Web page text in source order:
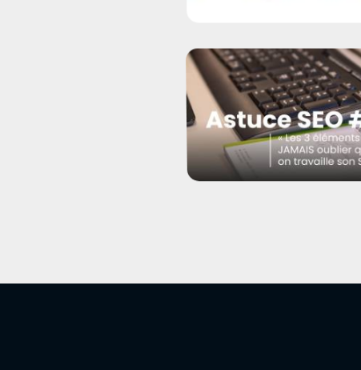
Visibilité en ligne : votre
entreprise est-elle vraiment
présente partout ?